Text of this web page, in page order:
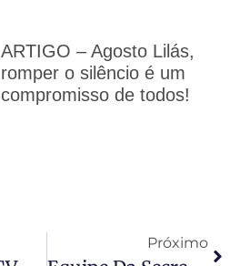
ARTIGO – Agosto Lilás,
romper o silêncio é um
compromisso de todos!
Próximo